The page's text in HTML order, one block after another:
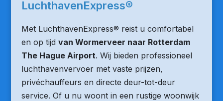
LuchthavenExpress®
Met LuchthavenExpress® reist u comfortabel
en op tijd van Wormerveer naar Rotterdam
The Hague Airport. Wij bieden professioneel
luchthavenvervoer met vaste prijzen,
privéchauffeurs en directe deur-tot-deur
service. Of u nu woont in een rustige woonwijk